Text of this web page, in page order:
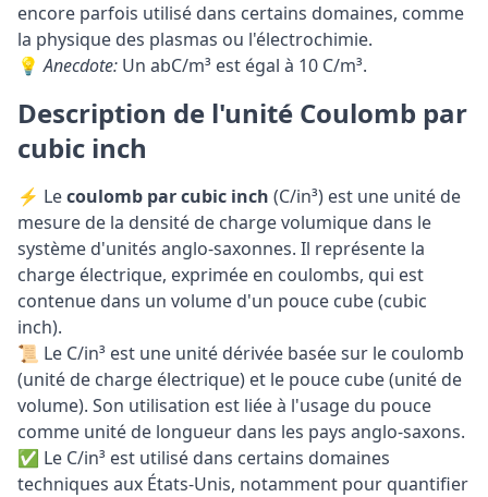
encore parfois utilisé dans certains domaines, comme
la physique des plasmas ou l'électrochimie.
💡Anecdote: Un abC/m³ est égal à 10 C/m³.
Description de l'unité Coulomb par
cubic inch
⚡ Lecoulomb par cubic inch (C/in³) est une unité de
mesure de la densité de charge volumique dans le
système d'unités anglo-saxonnes. Il représente la
charge électrique, exprimée en coulombs, qui est
contenue dans un volume d'un pouce cube (cubic
inch).
📜 Le C/in³ est une unité dérivée basée sur le coulomb
(unité de charge électrique) et le pouce cube (unité de
volume). Son utilisation est liée à l'usage du pouce
comme unité de longueur dans les pays anglo-saxons.
✅ Le C/in³ est utilisé dans certains domaines
techniques aux États-Unis, notamment pour quantifier